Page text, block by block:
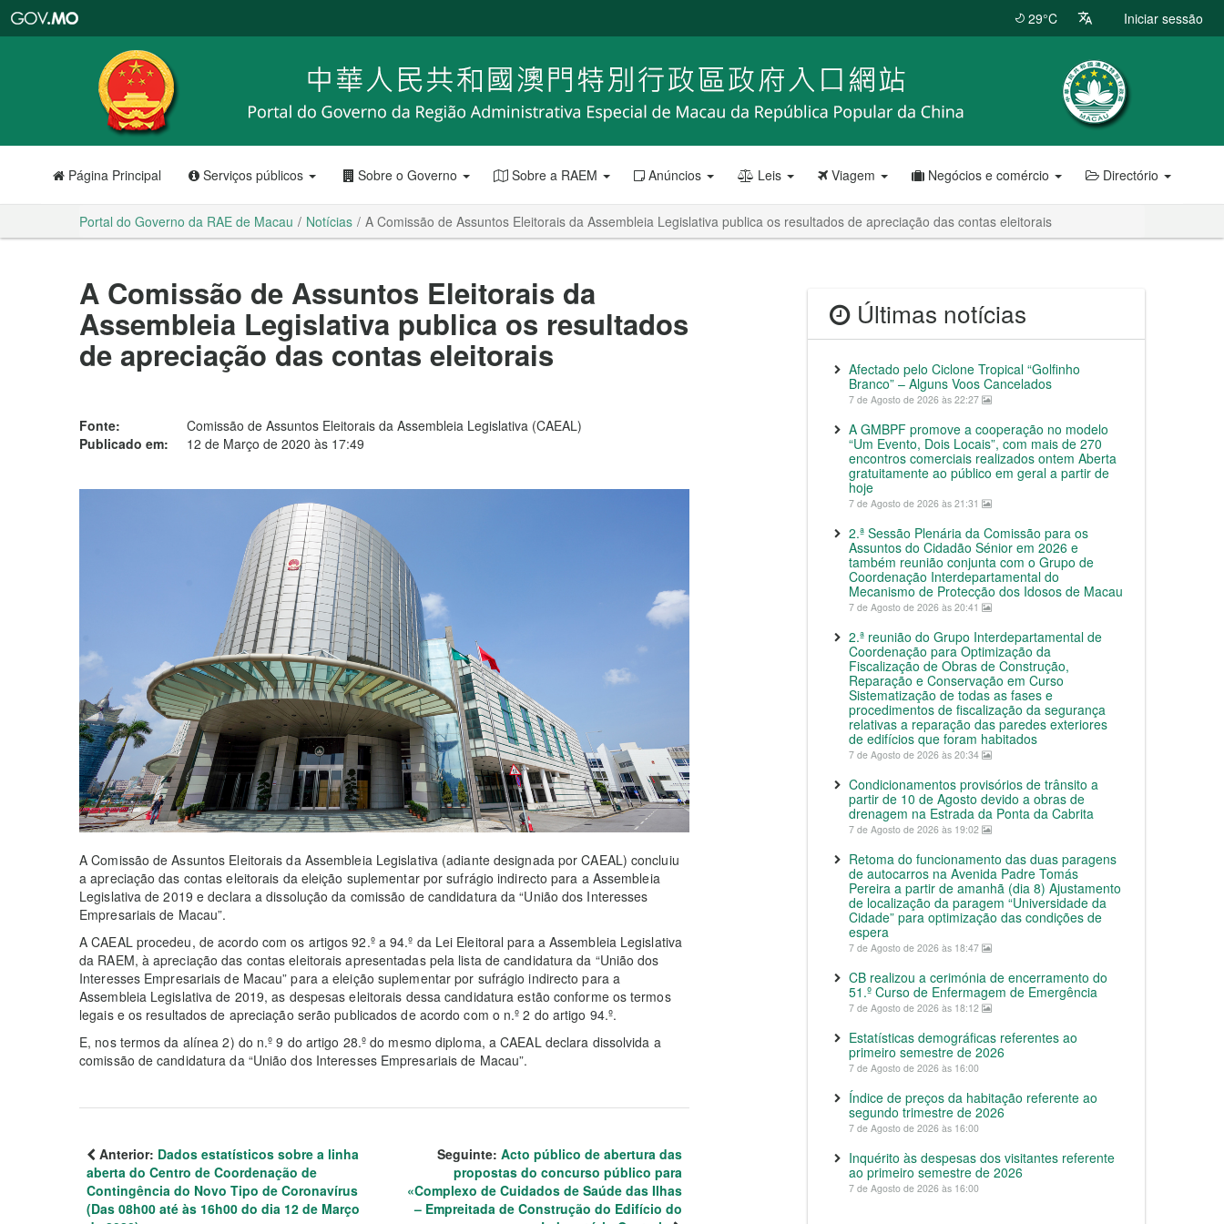
RAE
de
Macau
29°C Iniciar sessão
Página Principal Serviços públicos Sobre o Governo Sobre a RAEM Anúncios Leis Viagem Negócios e comércio Directório
Portal do Governo da RAE de Macau Notícias A Comissão de Assuntos Eleitorais da Assembleia Legislativa publica os resultados de apreciação das contas eleitorais
A Comissão de Assuntos Eleitorais da
Assembleia Legislativa publica os resultados
de apreciação das contas eleitorais
Fonte:
Comissão de Assuntos Eleitorais da Assembleia Legislativa (CAEAL)
Publicado em:
12 de Março de 2020 às 17:49
A Comissão de Assuntos Eleitorais da Assembleia Legislativa (adiante designada por CAEAL) concluiu
a apreciação das contas eleitorais da eleição suplementar por sufrágio indirecto para a Assembleia
Legislativa de 2019 e declara a dissolução da comissão de candidatura da “União dos Interesses
Empresariais de Macau”.
A CAEAL procedeu, de acordo com os artigos 92.º a 94.º da Lei Eleitoral para a Assembleia Legislativa
da RAEM, à apreciação das contas eleitorais apresentadas pela lista de candidatura da “União dos
Interesses Empresariais de Macau” para a eleição suplementar por sufrágio indirecto para a
Assembleia Legislativa de 2019, as despesas eleitorais dessa candidatura estão conforme os termos
legais e os resultados de apreciação serão publicados de acordo com o n.º 2 do artigo 94.º.
E, nos termos da alínea 2) do n.º 9 do artigo 28.º do mesmo diploma, a CAEAL declara dissolvida a
comissão de candidatura da “União dos Interesses Empresariais de Macau”.
Anterior: Dados estatísticos sobre a linha
aberta do Centro de Coordenação de
Contingência do Novo Tipo de Coronavírus
(Das 08h00 até às 16h00 do dia 12 de Março
Seguinte: Acto público de abertura das
propostas do concurso público para
«Complexo de Cuidados de Saúde das Ilhas
– Empreitada de Construção do Edifício do
Últimas notícias
Afectado pelo Ciclone Tropical “Golfinho
Branco” – Alguns Voos Cancelados
7 de Agosto de 2026 às 22:27
A GMBPF promove a cooperação no modelo
“Um Evento, Dois Locais”, com mais de 270
encontros comerciais realizados ontem Aberta
gratuitamente ao público em geral a partir de
hoje
7 de Agosto de 2026 às 21:31
2.ª Sessão Plenária da Comissão para os
Assuntos do Cidadão Sénior em 2026 e
também reunião conjunta com o Grupo de
Coordenação Interdepartamental do
Mecanismo de Protecção dos Idosos de Macau
7 de Agosto de 2026 às 20:41
2.ª reunião do Grupo Interdepartamental de
Coordenação para Optimização da
Fiscalização de Obras de Construção,
Reparação e Conservação em Curso
Sistematização de todas as fases e
procedimentos de fiscalização da segurança
relativas a reparação das paredes exteriores
de edifícios que foram habitados
7 de Agosto de 2026 às 20:34
Condicionamentos provisórios de trânsito a
partir de 10 de Agosto devido a obras de
drenagem na Estrada da Ponta da Cabrita
7 de Agosto de 2026 às 19:02
Retoma do funcionamento das duas paragens
de autocarros na Avenida Padre Tomás
Pereira a partir de amanhã (dia 8) Ajustamento
de localização da paragem “Universidade da
Cidade” para optimização das condições de
espera
7 de Agosto de 2026 às 18:47
CB realizou a cerimónia de encerramento do
51.º Curso de Enfermagem de Emergência
7 de Agosto de 2026 às 18:12
Estatísticas demográficas referentes ao
primeiro semestre de 2026
7 de Agosto de 2026 às 16:00
Índice de preços da habitação referente ao
segundo trimestre de 2026
7 de Agosto de 2026 às 16:00
Inquérito às despesas dos visitantes referente
ao primeiro semestre de 2026
7 de Agosto de 2026 às 16:00